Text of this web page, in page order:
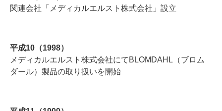
関連会社「メディカルエルスト株式会社」設立
平成10（1998）
メディカルエルスト株式会社にてBLOMDAHL（ブロム
ダール）製品の取り扱いを開始